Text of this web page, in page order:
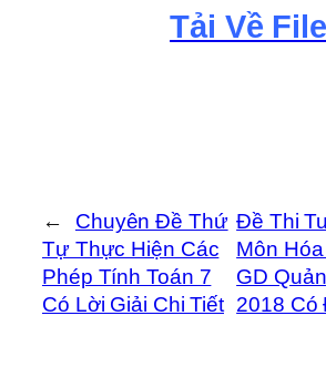
Tải Về File
←
Chuyên Đề Thứ
Tự Thực Hiện Các
Phép Tính Toán 7
Có Lời Giải Chi Tiết
Đề Thi
Môn
GD
2018 Có